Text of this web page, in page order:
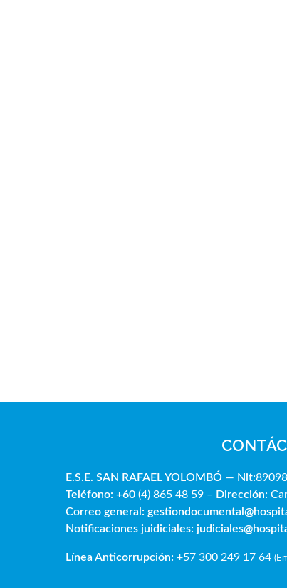
E.S.E. SAN RAFAEL YOLOMBÓ — Nit:
Teléfono: +60 (4) 865 48 59 – Dirección:
Correo general:
Notificaciones juidiciales:
Línea Anticorrupción: +57 300 249 17 64 (